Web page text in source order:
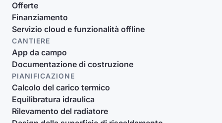
Offerte
Finanziamento
Servizio cloud e funzionalità offline
CANTIERE
App da campo
Documentazione di costruzione
PIANIFICAZIONE
Calcolo del carico termico
Equilibratura idraulica
Rilevamento del radiatore